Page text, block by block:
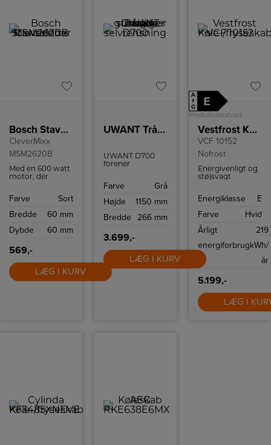
Bosch Stavblender
CleverMixx
MSM2620B
Med en 600 watt
motor, der
overraskende
CleverMixx klar til
hurtige puréer til
blandinger med
lethed og
præcision.
Farve
Sort
Bredde
60 mm
Dybde
60 mm
569,-
LÆG I KURV
UWANT Trådløs gulvvasker med støvsuger og selvrensning D700
UWANT D700
forener
enhed med
rullebørste, lang
smart docking.
selvrens med
varmt vand og
varmluft holder
maskinen
altid.
Farve
Grå
Højde
1150 mm
Bredde
266 mm
3.699,-
LÆG I KURV
A
↑
G
E
Produktdatablad
Vestfrost Køle-/fryseskab VCF 10152
VCF 10152
Nofrost
Energivenligt og
støjsvagt
teknologi og
ideelt til mindre
husholdninger.
Energiklasse
E
Farve
Hvid
Årligt
energiforbrug
219
kWh/
år
5.199,-
LÆG I